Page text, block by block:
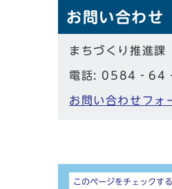
お問い合わせ
まちづくり推進課
電話:
お問い合わせフォ
しおり
このページをチェックする